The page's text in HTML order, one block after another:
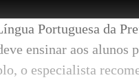
Portuguesa da
ensinar aos alunos
o especialista